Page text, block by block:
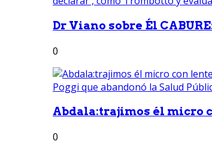
Dr Viano sobre Él
0
Abdala:trajimos él micro
0